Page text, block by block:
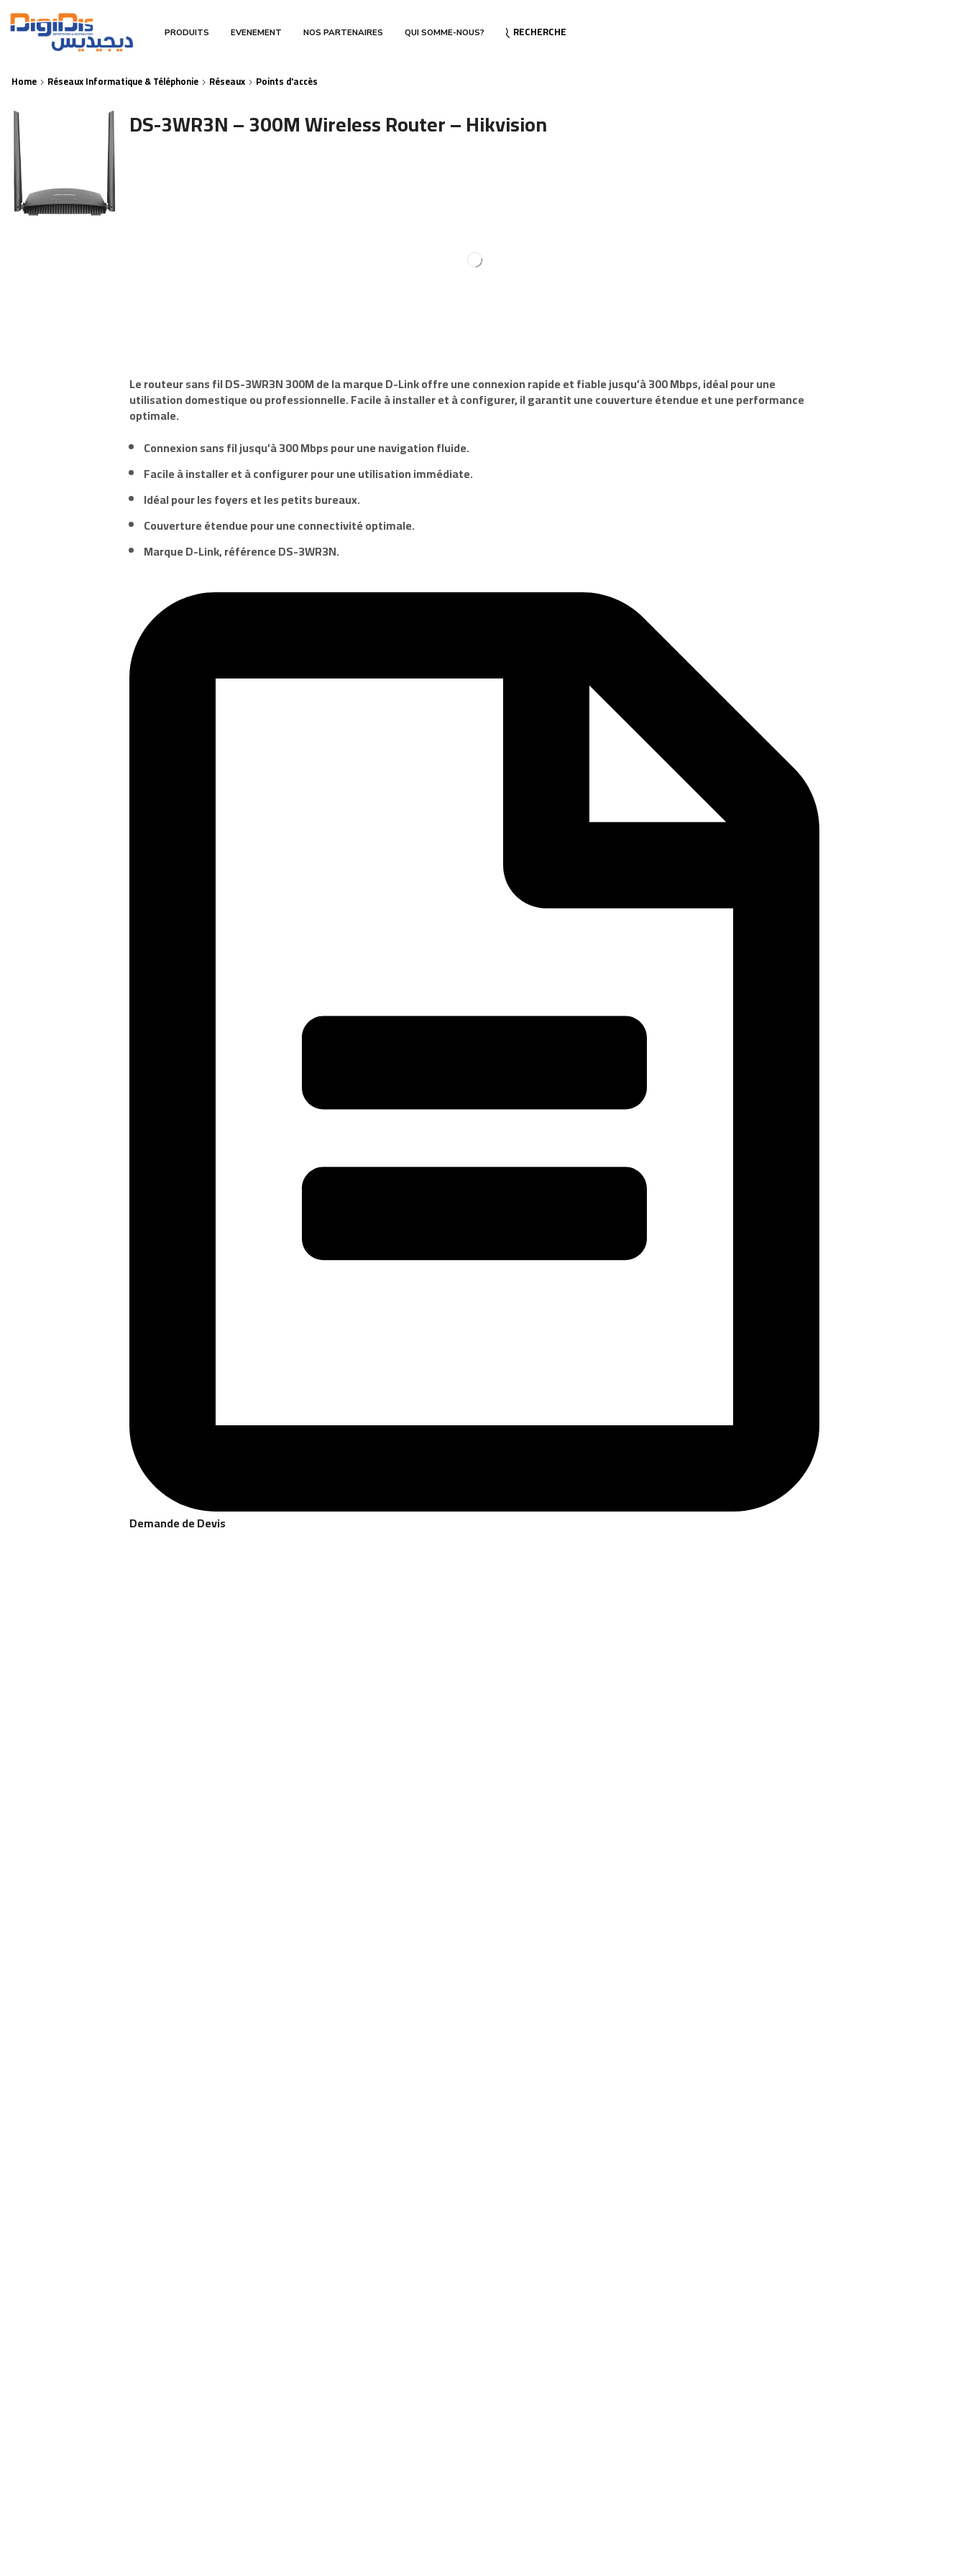
PRODUITS EVENEMENT NOS PARTENAIRES QUI SOMME-NOUS? RECHERCHE
Home Réseaux Informatique & Téléphonie Réseaux Points d'accès
DS-3WR3N – 300M Wireless Router – Hikvision
Le routeur sans filDS-3WR3N 300Mde la marqueD-Linkoffre une connexion rapide et fiable jusqu’à 300 Mbps, idéal pour une
utilisation domestique ou professionnelle. Facile à installer et à configurer, il garantit une couverture étendue et une performance
optimale.
Connexion sans fil jusqu’à 300 Mbps pour une navigation fluide.
Facile à installer et à configurer pour une utilisation immédiate.
Idéal pour les foyers et les petits bureaux.
Couverture étendue pour une connectivité optimale.
MarqueD-Link, référenceDS-3WR3N.
Demande de Devis